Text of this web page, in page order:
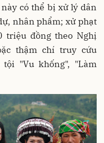
có thể bị xử lý dân
nhân phẩm; xử phạt
triệu đồng theo Nghị
thậm chí truy cứu
"Vu khống", "Làm